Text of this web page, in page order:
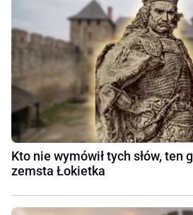
Kto nie wymówił tych słów, ten
zemsta Łokietka